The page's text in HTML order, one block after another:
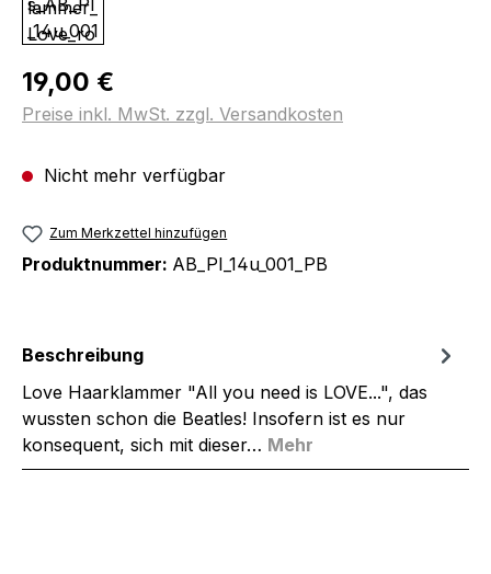
Regulärer Preis:
19,00 €
Preise inkl. MwSt. zzgl. Versandkosten
Nicht mehr verfügbar
Zum Merkzettel hinzufügen
Produktnummer: AB_PI_14u_001_PB
Beschreibung
Love Haarklammer "All you need is LOVE...", das
wussten schon die Beatles! Insofern ist es nur
konsequent, sich mit dieser… Mehr